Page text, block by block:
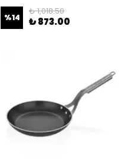
%14
₺ 1,018.50
₺ 873.00